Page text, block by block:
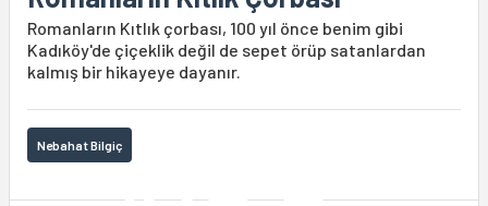
Romanların Kıtlık çorbası, 100 yıl önce benim gibi
Kadıköy'de çiçeklik değil de sepet örüp satanlardan
kalmış bir hikayeye dayanır.
Nebahat Bilgiç